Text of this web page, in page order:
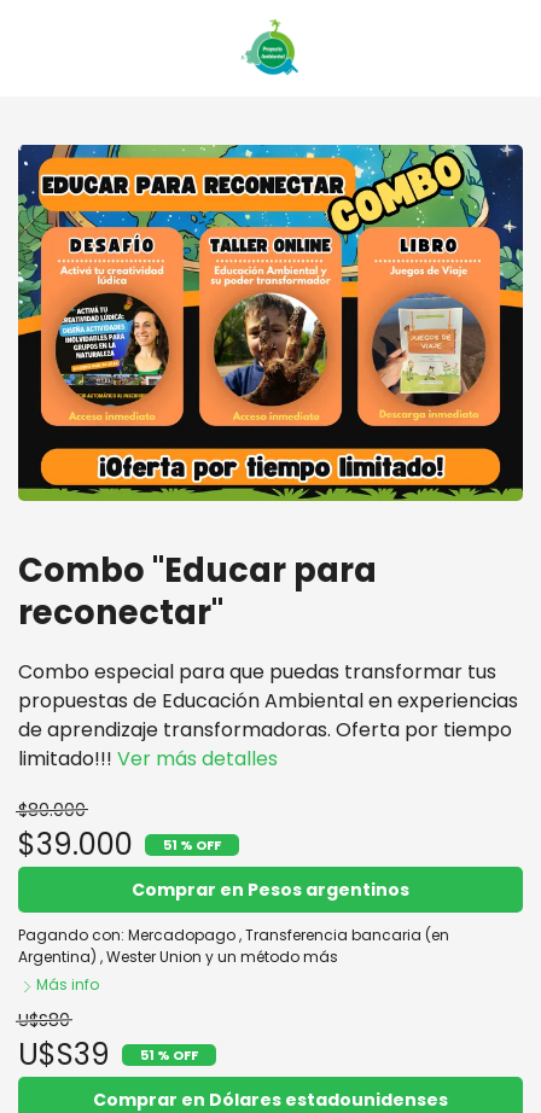
Combo "Educar para
reconectar"
Combo especial para que puedas transformar tus
propuestas de Educación Ambiental en experiencias
de aprendizaje transformadoras. Oferta por tiempo
limitado!!! Ver más detalles
$80.000
$39.000 51 % OFF
Comprar en Pesos argentinos
Pagando con: Mercadopago,Transferencia bancaria (en
Argentina) ,Wester Union y un método más
Más info
U$S80
U$S39 51 % OFF
Comprar en Dólares estadounidenses